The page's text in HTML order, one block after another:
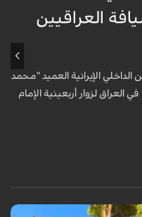
العراقيين
الداخلي الإيرانية العميد "محمد
لزوار أربعينية الإمام